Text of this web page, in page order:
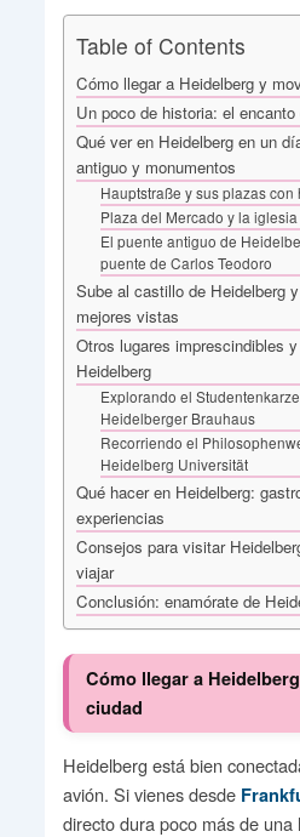
Table of Contents
Cómo llegar a Heidelberg y
Un poco de historia: el
Qué ver en Heidelberg en un
antiguo y monumentos
Hauptstraße y sus plazas con
Plaza del Mercado y la
El puente antiguo de
puente de Carlos Teodoro
Sube al castillo de Heidelberg
mejores vistas
Otros lugares imprescindibles
Heidelberg
Explorando el
Heidelberger Brauhaus
Recorriendo el
Heidelberg Universität
Qué hacer en Heidelberg:
experiencias
Consejos para visitar
viajar
Conclusión: enamórate de
Cómo llegar a
ciudad
Heidelberg está bien
avión. Si vienes desde
directo dura poco más de